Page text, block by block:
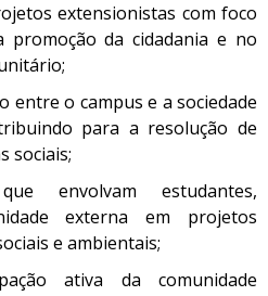
extensionistas com foco
promoção da cidadania e no
entre o campus e a sociedade
para a resolução de
sociais;
envolvam estudantes,
externa em projetos
e ambientais;
ativa da comunidade